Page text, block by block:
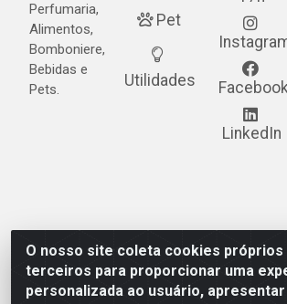
O nosso site coleta cookies próprios
terceiros para proporcionar uma
personalizada ao usuário,
Perfumaria,
Alimentos,
Bomboniere,
Bebidas e
Pets.
Pet
Utilidades
LinkedIn
Cardeal Distribuidora - Estrada Alto do
do Moura - Caruaru/PE - CEP 55.040-